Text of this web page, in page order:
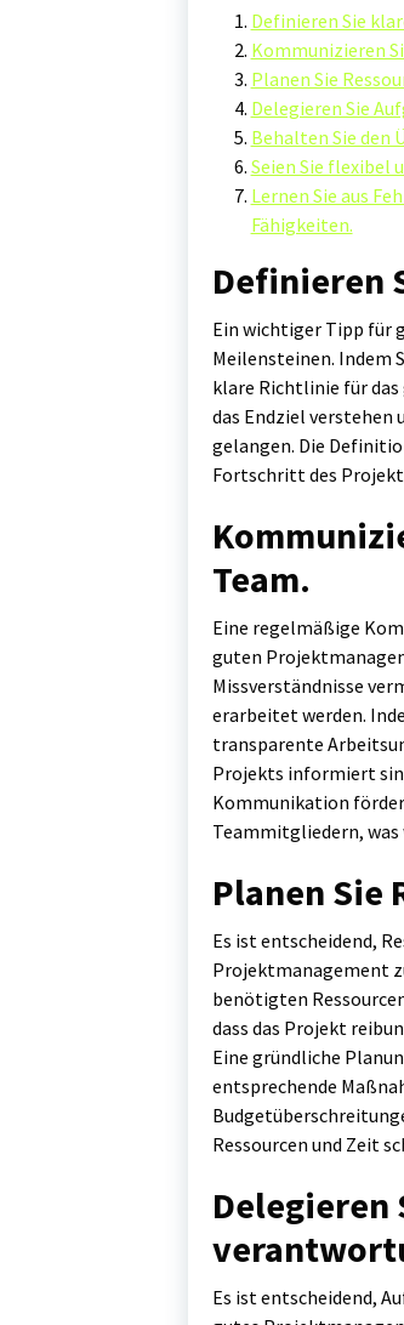
Definieren Sie
Kommunizieren
Planen Sie
Delegieren Sie
Behalten Sie den
Seien Sie flexibel
Lernen Sie aus
Fähigkeiten.
Definieren
Ein wichtiger Tipp für
Meilensteinen. Indem
klare Richtlinie für
das Endziel verstehen
gelangen. Die
Fortschritt des
Team.
Eine regelmäßige
guten
Missverständnisse
erarbeitet werden.
transparente
Projekts informiert
Kommunikation
Teammitgliedern,
Planen Sie
Es ist entscheidend,
Projektmanagement
benötigten
dass das Projekt
Eine gründliche
entsprechende
Ressourcen und Zeit
Delegieren
Es ist entscheidend,